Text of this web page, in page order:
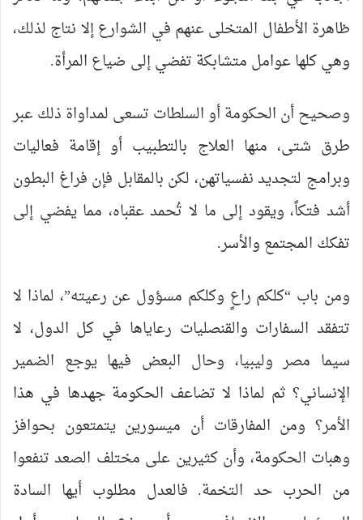
ظاهرة الأطفال المتخلى عنهم في الشوارع إلا نتاج لذلك،
وهي كلها عوامل متشابكة تفضي إلى ضياع المرأة.
وصحيح أن الحكومة أو السلطات تسعى لمداواة ذلك عبر
طرق شتى، منها العلاج بالتطبيب أو إقامة فعاليات
وبرامج لتجديد نفسياتهن، لكن بالمقابل فإن فراغ البطون
أشد فتكاً، ويقود إلى ما لا تُحمد عقباه، مما يفضي إلى
تفكك المجتمع والأسر.
ومن باب “كلكم راعٍ وكلكم مسؤول عن رعيته”، لماذا لا
تتفقد السفارات والقنصليات رعاياها في كل الدول، لا
سيما مصر وليبيا، وحال البعض فيها يوجع الضمير
الإنساني؟ ثم لماذا لا تضاعف الحكومة جهدها في هذا
الأمر؟ ومن المفارقات أن ميسورين يتمتعون بحوافز
وهبات الحكومة، وأن كثيرين على مختلف الصعد تنفعوا
من الحرب حد التخمة. فالعدل مطلوب أيها السادة